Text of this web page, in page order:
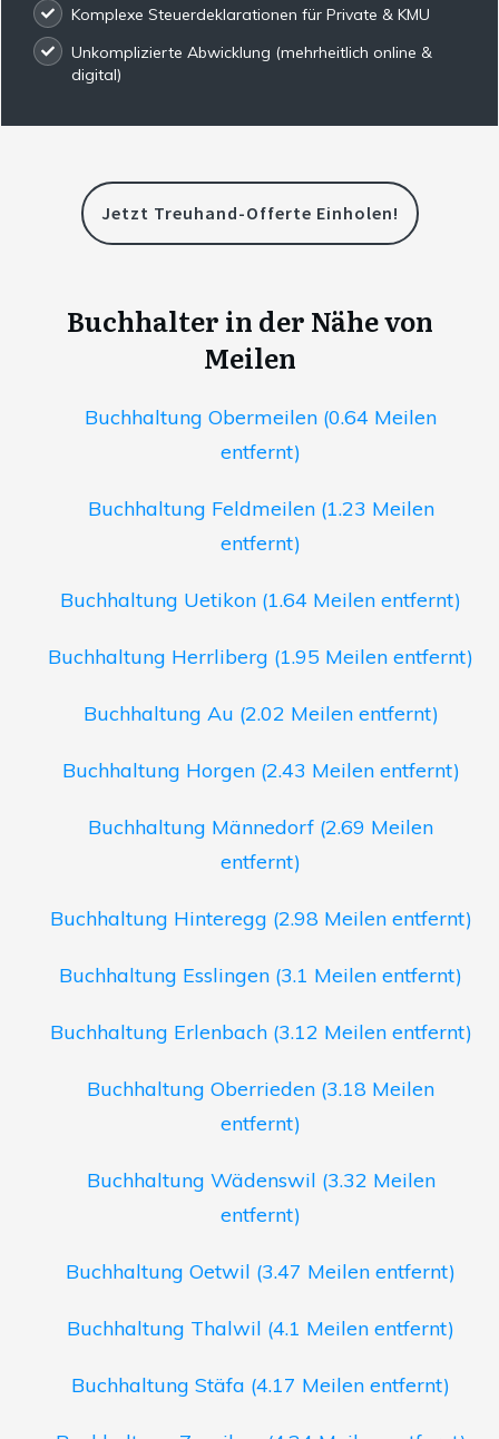
Komplexe Steuerdeklarationen für Private & KMU
Unkomplizierte Abwicklung (mehrheitlich online &
digital)
Jetzt Treuhand-Offerte Einholen!
Buchhalter in der Nähe von
Meilen
Buchhaltung Obermeilen (0.64 Meilen
entfernt)
Buchhaltung Feldmeilen (1.23 Meilen
entfernt)
Buchhaltung Uetikon (1.64 Meilen entfernt)
Buchhaltung Herrliberg (1.95 Meilen entfernt)
Buchhaltung Au (2.02 Meilen entfernt)
Buchhaltung Horgen (2.43 Meilen entfernt)
Buchhaltung Männedorf (2.69 Meilen
entfernt)
Buchhaltung Hinteregg (2.98 Meilen entfernt)
Buchhaltung Esslingen (3.1 Meilen entfernt)
Buchhaltung Erlenbach (3.12 Meilen entfernt)
Buchhaltung Oberrieden (3.18 Meilen
entfernt)
Buchhaltung Wädenswil (3.32 Meilen
entfernt)
Buchhaltung Oetwil (3.47 Meilen entfernt)
Buchhaltung Thalwil (4.1 Meilen entfernt)
Buchhaltung Stäfa (4.17 Meilen entfernt)